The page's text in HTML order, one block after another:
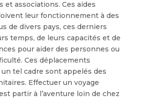
et associations. Ces aides
leur fonctionnement à des
de divers pays, ces derniers
temps, de leurs capacités et de
pour aider des personnes ou
Ces déplacements
tel cadre sont appelés des
Effectuer un voyage
partir à l’aventure loin de chez